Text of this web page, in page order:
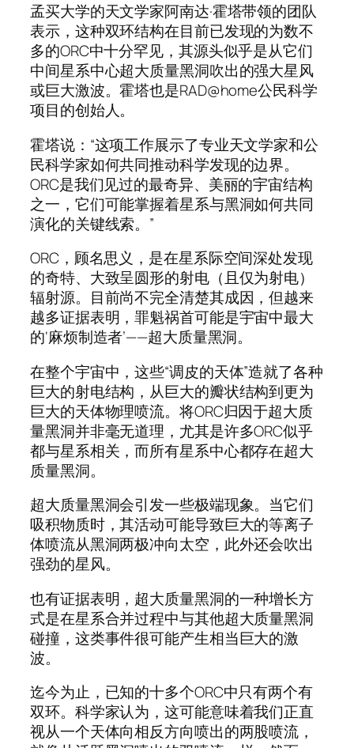
孟买大学的天文学家阿南达·霍塔带领的团队
表示，这种双环结构在目前已发现的为数不
多的ORC中十分罕见，其源头似乎是从它们
中间星系中心超大质量黑洞吹出的强大星风
或巨大激波。霍塔也是RAD@home公民科学
项目的创始人。
霍塔说：“这项工作展示了专业天文学家和公
民科学家如何共同推动科学发现的边界。
ORC是我们见过的最奇异、美丽的宇宙结构
之一，它们可能掌握着星系与黑洞如何共同
演化的关键线索。”
ORC，顾名思义，是在星系际空间深处发现
的奇特、大致呈圆形的射电（且仅为射电）
辐射源。目前尚不完全清楚其成因，但越来
越多证据表明，罪魁祸首可能是宇宙中最大
的‘麻烦制造者’——超大质量黑洞。
在整个宇宙中，这些“调皮的天体”造就了各种
巨大的射电结构，从巨大的瓣状结构到更为
巨大的天体物理喷流。将ORC归因于超大质
量黑洞并非毫无道理，尤其是许多ORC似乎
都与星系相关，而所有星系中心都存在超大
质量黑洞。
超大质量黑洞会引发一些极端现象。当它们
吸积物质时，其活动可能导致巨大的等离子
体喷流从黑洞两极冲向太空，此外还会吹出
强劲的星风。
也有证据表明，超大质量黑洞的一种增长方
式是在星系合并过程中与其他超大质量黑洞
碰撞，这类事件很可能产生相当巨大的激
波。
迄今为止，已知的十多个ORC中只有两个有
双环。科学家认为，这可能意味着我们正直
视从一个天体向相反方向喷出的两股喷流，